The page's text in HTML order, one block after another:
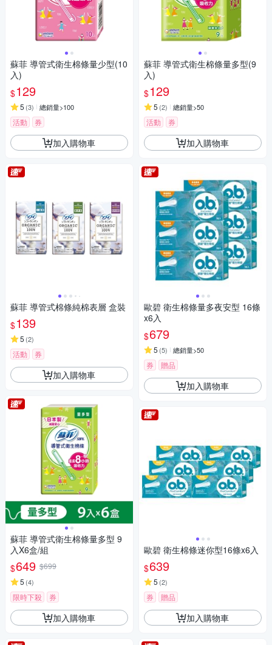
蘇菲 導管式衛生棉條量少型(10
入)
$129
5 (3) 總銷量>100
活動 券
加入購物車
蘇菲 導管式棉條純棉表層 盒裝
$139
5 (2)
活動 券
加入購物車
蘇菲 導管式衛生棉條量多型 9
入X6盒/組
$649 $699
5 (4)
限時下殺 券
加入購物車
蘇菲 導管式衛生棉條量多型(9
入)
$129
5 (2) 總銷量>50
活動 券
加入購物車
歐碧 衛生棉條量多夜安型 16條
x6入
$679
5 (5) 總銷量>50
券 贈品
加入購物車
歐碧 衛生棉條迷你型16條x6入
$639
5 (2)
券 贈品
加入購物車